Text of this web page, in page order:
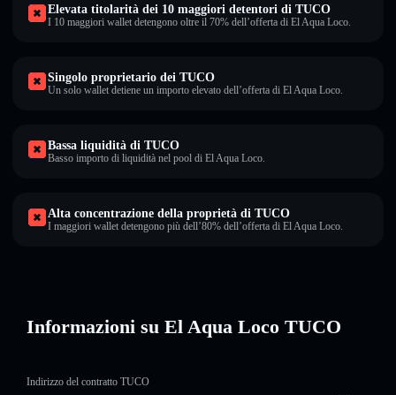
Elevata titolarità dei 10 maggiori detentori di TUCO
I 10 maggiori wallet detengono oltre il 70% dell’offerta di El Aqua Loco.
Singolo proprietario dei TUCO
Un solo wallet detiene un importo elevato dell’offerta di El Aqua Loco.
Bassa liquidità di TUCO
Basso importo di liquidità nel pool di El Aqua Loco.
Alta concentrazione della proprietà di TUCO
I maggiori wallet detengono più dell’80% dell’offerta di El Aqua Loco.
Informazioni su El Aqua Loco TUCO
Indirizzo del contratto TUCO